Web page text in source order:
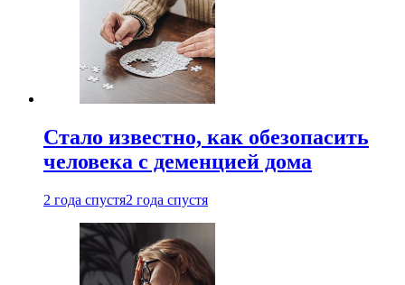
Стало известно, как обезопасить
человека с деменцией дома
2 года спустя2 года спустя